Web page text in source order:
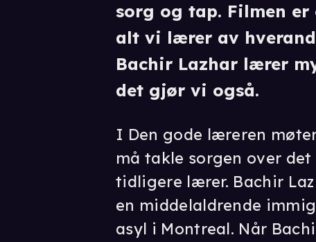
sorg og tap. Filmen
alt vi lærer av
Bachir Lazhar lærer
det gjør vi også.
I Den gode læreren
må takle sorgen over
tidligere lærer. Bachir
en middelaldrende
asyl i Montreal. Når